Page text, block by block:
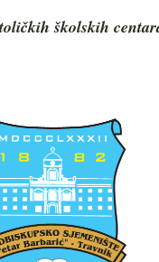
školskih